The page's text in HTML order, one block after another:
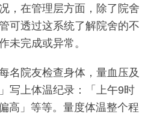
，在管理层方面，除了院舍
可透过这系统了解院舍的不
未完成或异常。
名院友检查身体，量血压及
写上体温纪录：「上午9时
高」等等。量度体温整个程